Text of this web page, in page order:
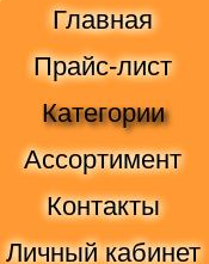
Главная
Прайс-лист
Категории
Ассортимент
Контакты
Личный кабинет